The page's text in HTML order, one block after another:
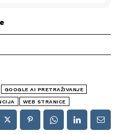
GOOGLE AI PRETRAŽIVANJE
WEB STRANICE